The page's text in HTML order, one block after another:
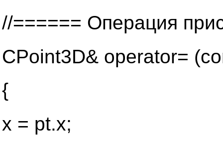
//====== Операция
CPoint3D& operator=
{
x = pt.x;